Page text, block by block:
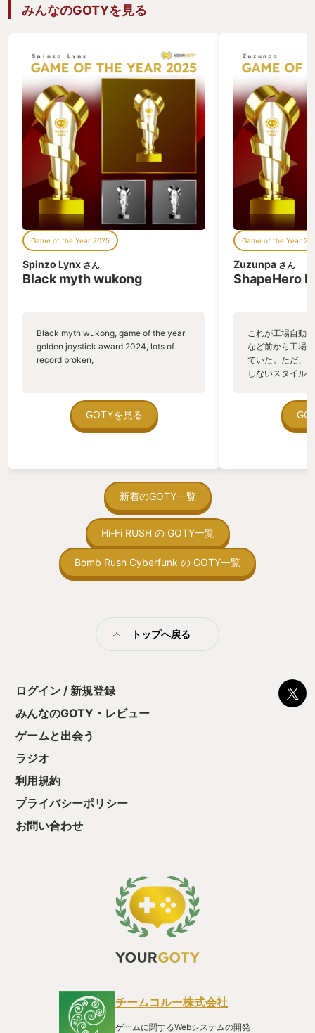
みんなのGOTYを見る
Game of the Year 2025
Spinzo Lynx さん
Black myth wukong
Black myth wukong, game of the year
golden joystick award 2024, lots of
record broken,
GOTYを見る
Game of the Year
Zuzunpa さん
ShapeHero
これが工場自動
など前から工場
ていた。ただ、
しないスタイル
ていた。 ただ
在を知ってから
う。気になる。
の印象。 しかし
止する設定を有
う気持ちを揺る
後の報酬で「こ
ちゃうじゃぁん
新着のGOTY一覧
Hi-Fi RUSH の GOTY一覧
Bomb Rush Cyberfunk の GOTY一覧
トップへ戻る
ログイン / 新規登録
みんなのGOTY・レビュー
ゲームと出会う
ラジオ
利用規約
プライバシーポリシー
お問い合わせ
チームコルー株式会社
ゲームに関するWebシステムの開発